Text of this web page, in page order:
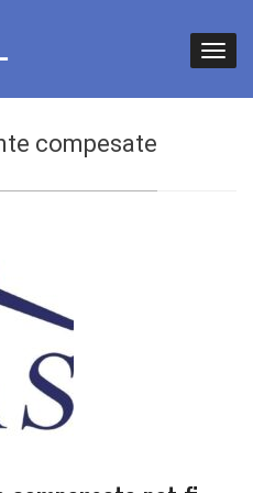
compesate